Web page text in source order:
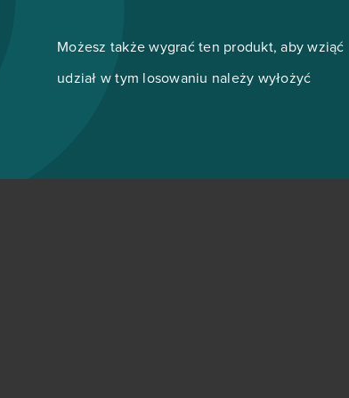
Możesz także wygrać ten produkt, aby wziąć
udział w tym losowaniu należy wyłożyć